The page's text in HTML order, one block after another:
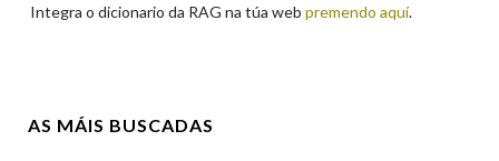
Integra o dicionario da RAG na túa web premendo aquí.
AS MÁIS BUSCADAS